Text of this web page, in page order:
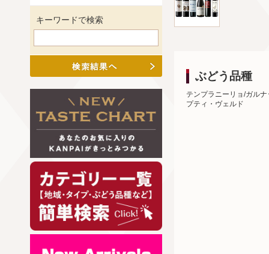
ぶどう品種
テンプラニーリョ/ガル
プティ・ヴェルド
キーワードで検索